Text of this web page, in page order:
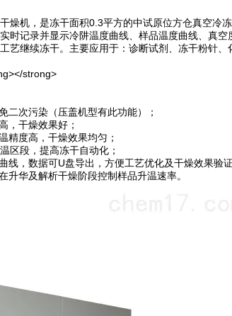
燥机，是冻干面积0.3平方的中试原位方仓真空冷
时记录并显示冷阱温度曲线、样品温度曲线、真空
艺继续冻干。主要应用于：诊断试剂、冻干粉针
二次污染（压盖机型有此功能）；
，干燥效果好；
精度高，干燥效果均匀；
区段，提高冻干自动化；
，数据可U盘导出，方便工艺优化及干燥效果验证
华及解析干燥阶段控制样品升温速率。